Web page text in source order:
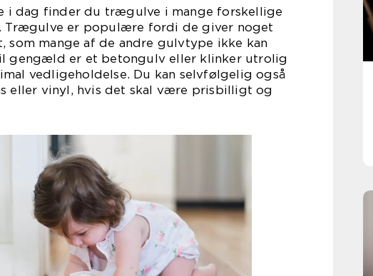
i dag finder du trægulve i mange forskellige
Trægulve er populære fordi de giver noget
mange af de andre gulvtype ikke kan
gengæld er et betongulv eller klinker utrolig
vedligeholdelse. Du kan selvfølgelig også
eller vinyl, hvis det skal være prisbilligt og